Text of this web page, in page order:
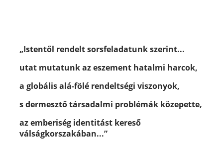
„Istentől rendelt sorsfeladatunk szerint...
utat mutatunk az eszement hatalmi harcok,
a globális alá-fölé rendeltségi viszonyok,
s dermesztő társadalmi problémák közepette,
az emberiség identitást kereső
válságkorszakában...”